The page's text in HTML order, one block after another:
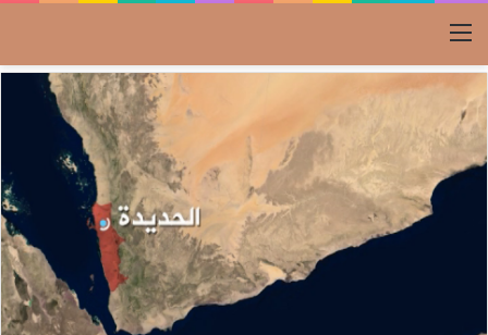
القائمة